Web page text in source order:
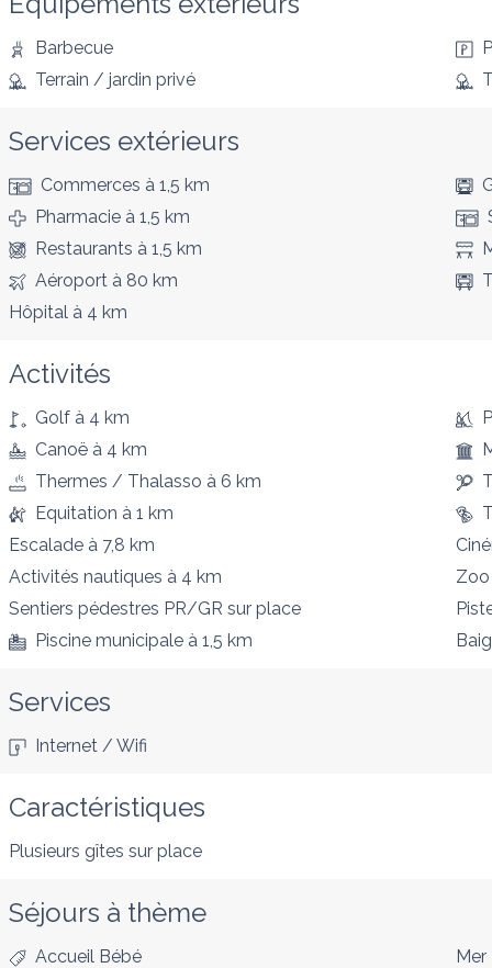
Barbecue
Terrain / jardin privé
Services extérieurs
Commerces à 1,5 km
Pharmacie à 1,5 km
Restaurants à 1,5 km
Aéroport à 80 km
Hôpital à 4 km
Activités
Golf à 4 km
Canoë à 4 km
Thermes / Thalasso à 6 km
Equitation à 1 km
Escalade à 7,8 km
Activités nautiques à 4 km Zoo
Sentiers pédestres PR/GR sur place
Piscine municipale à 1,5 km
Services
Internet / Wifi
Caractéristiques
Plusieurs gîtes sur place
Séjours à thème
Accueil Bébé Mer